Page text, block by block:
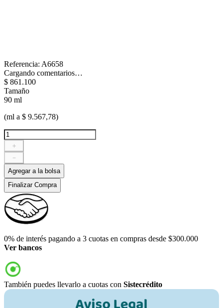
Referencia: A6658
Cargando comentarios…
$ 861.100
Tamaño
90 ml
(ml a $ 9.567,78)
＋
－
Agregar a la bolsa
Finalizar Compra
0% de interés pagando a 3 cuotas en compras desde $300.000
Ver bancos
También puedes llevarlo a cuotas con Sistecrédito